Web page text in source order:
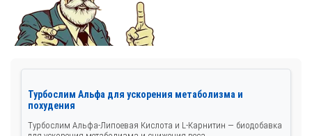
Турбослим Альфа для ускорения метаболизма и
похудения
Турбослим Альфа-Липоевая Кислота и L-Карнитин — биодобавка